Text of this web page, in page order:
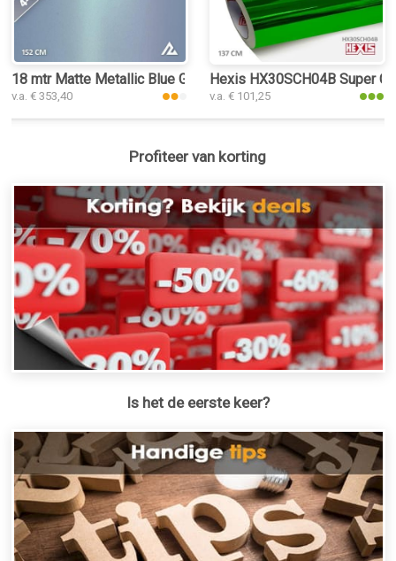
18 mtr Matte Metallic Blue Green 3081 interieurfolie
v.a. € 353,40
Hexis HX30SCH04B Super
v.a. € 101,25
Profiteer van korting
Is het de eerste keer?